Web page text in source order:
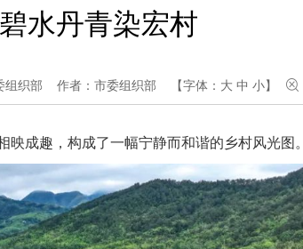
碧水丹青染宏村
组织部 作者：市委组织部 【字体： 大 中 小】
成趣，构成了一幅宁静而和谐的乡村风光图。